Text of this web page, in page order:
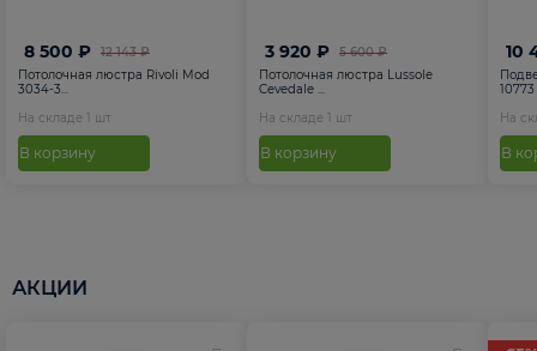
12 143 ₽
8 500 ₽
Потолочная люстра Rivoli Mod
3034-3...
На складе 1 шт
В корзину
5 600 ₽
3 920 ₽
Потолочная люстра Lussole
Cevedale ...
На складе 1 шт
В корзину
10
10773
На
В
АКЦИИ